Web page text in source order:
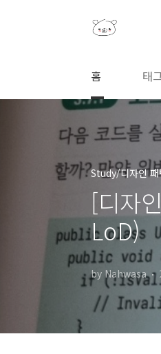
홈 태
Study/디자인 패
[디자
LoD)
by Nahwasa